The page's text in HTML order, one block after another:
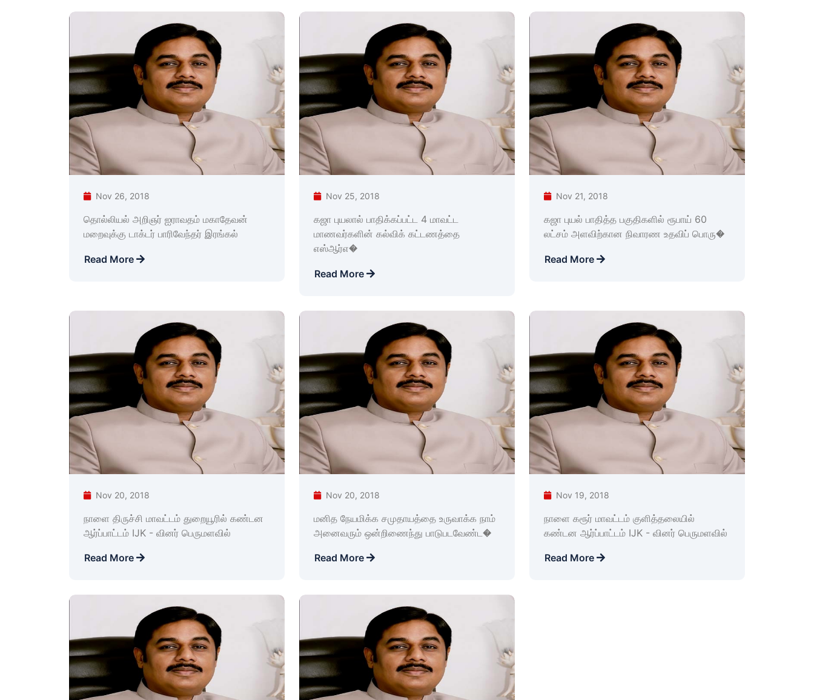
Nov 26, 2018
தொல்லியல் அறிஞர் ஐராவதம் மகாதேவன்
மறைவுக்கு டாக்டர் பாரிவேந்தர் இரங்கல்
Read More
Nov 25, 2018
கஜா புயலால் பாதிக்கப்பட்ட 4 மாவட்ட
மாணவர்களின் கல்விக் கட்டணத்தை
எஸ்ஆர்எ�
Read More
Nov 21, 2018
கஜா புயல் பாதித்த பகுதிகளில் ரூபாய் 60
லட்சம் அளவிற்கான நிவாரண உதவிப் பொரு�
Read More
Nov 20, 2018
நாளை திருச்சி மாவட்டம் துறையூரில் கண்டன
ஆர்ப்பாட்டம் IJK - வினர் பெருமளவில்
Read More
Nov 20, 2018
மனித நேயமிக்க சமுதாயத்தை உருவாக்க நாம்
அனைவரும் ஒன்றிணைந்து பாடுபடவேண்ட�
Read More
Nov 19, 2018
நாளை கரூர் மாவட்டம் குளித்தலையில்
கண்டன ஆர்ப்பாட்டம் IJK - வினர் பெருமளவில்
Read More